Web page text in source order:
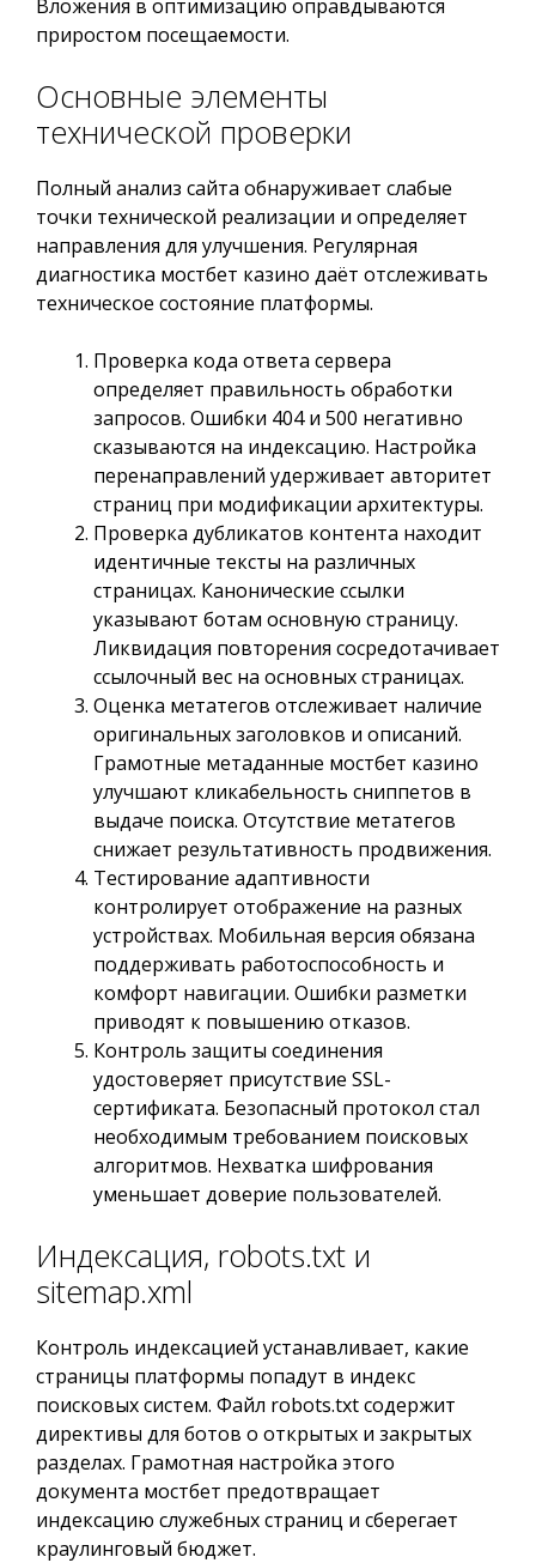
Вложения в оптимизацию оправдываются
приростом посещаемости.
Основные элементы
технической проверки
Полный анализ сайта обнаруживает слабые
точки технической реализации и определяет
направления для улучшения. Регулярная
диагностика мостбет казино даёт отслеживать
техническое состояние платформы.
Проверка кода ответа сервера
определяет правильность обработки
запросов. Ошибки 404 и 500 негативно
сказываются на индексацию. Настройка
перенаправлений удерживает авторитет
страниц при модификации архитектуры.
Проверка дубликатов контента находит
идентичные тексты на различных
страницах. Канонические ссылки
указывают ботам основную страницу.
Ликвидация повторения сосредотачивает
ссылочный вес на основных страницах.
Оценка метатегов отслеживает наличие
оригинальных заголовков и описаний.
Грамотные метаданные мостбет казино
улучшают кликабельность сниппетов в
выдаче поиска. Отсутствие метатегов
снижает результативность продвижения.
Тестирование адаптивности
контролирует отображение на разных
устройствах. Мобильная версия обязана
поддерживать работоспособность и
комфорт навигации. Ошибки разметки
приводят к повышению отказов.
Контроль защиты соединения
удостоверяет присутствие SSL-
сертификата. Безопасный протокол стал
необходимым требованием поисковых
алгоритмов. Нехватка шифрования
уменьшает доверие пользователей.
Индексация, robots.txt и
sitemap.xml
Контроль индексацией устанавливает, какие
страницы платформы попадут в индекс
поисковых систем. Файл robots.txt содержит
директивы для ботов о открытых и закрытых
разделах. Грамотная настройка этого
документа мостбет предотвращает
индексацию служебных страниц и сберегает
краулинговый бюджет.